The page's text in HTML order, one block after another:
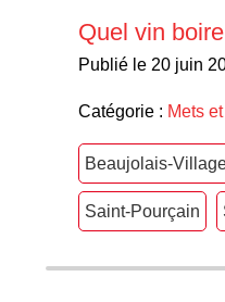
Quel vin
Publié le 20 juin
Catégorie : Mets
Beaujolais-
Saint-Pourçain